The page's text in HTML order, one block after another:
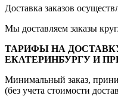
Доставка заказов
Мы доставляем заказы
ТАРИФЫ НА
ЕКАТЕРИНБУРГУ И
Минимальный заказ,
(без учета стоимости